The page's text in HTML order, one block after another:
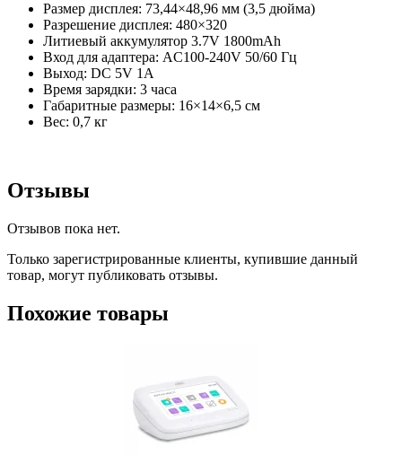
Размер дисплея: 73,44×48,96 мм (3,5 дюйма)
Разрешение дисплея: 480×320
Литиевый аккумулятор 3.7V 1800mAh
Вход для адаптера: AC100-240V 50/60 Гц
Выход: DC 5V 1A
Время зарядки: 3 часа
Габаритные размеры: 16×14×6,5 см
Вес: 0,7 кг
Отзывы
Отзывов пока нет.
Только зарегистрированные клиенты, купившие данный
товар, могут публиковать отзывы.
Похожие товары